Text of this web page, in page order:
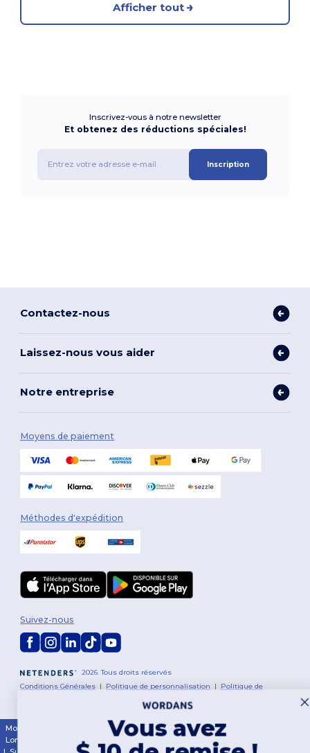
Afficher tout
Inscrivez-vous à notre newsletter
Et obtenez des réductions spéciales!
Inscription
Contactez-nous
Laissez-nous vous aider
Notre entreprise
Moyens de paiement
Méthodes d'expédition
2026. Tous droits réservés
Conditions Générales | Politique de personnalisation | Politique de
Suivez-nous
Montréal Québec|Gatineau| Hamilton|Toronto
London
|Calgary Vancouver
Vous avez